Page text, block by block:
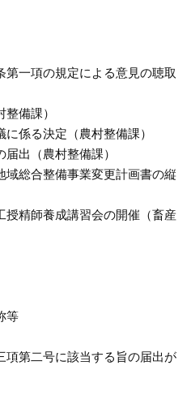
一項の規定による意見の聴取
備課）
係る決定（農村整備課）
出（農村整備課）
総合整備事業変更計画書の縦
精師養成講習会の開催（畜産
等
第二号に該当する旨の届出が